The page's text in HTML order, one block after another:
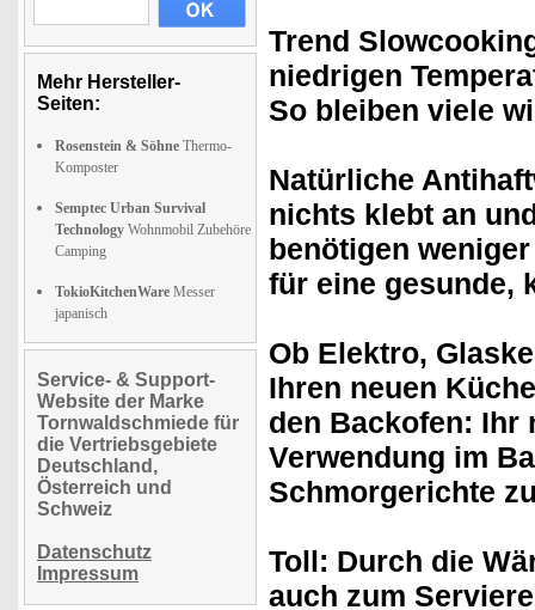
Mehr Hersteller-
Seiten:
Rosenstein & Söhne Thermo-
Komposter
Semptec Urban Survival
Technology Wohnmobil Zubehöre
Camping
TokioKitchenWare Messer
japanisch
Service- & Support-
Website der Marke
Tornwaldschmiede für
die Vertriebsgebiete
Deutschland,
Österreich und
Schweiz
Datenschutz
Impressum
Trend
niedrigen
So bleiben viele
Natürliche
nichts klebt an
benötigen
für eine gesunde,
Ob Elektro,
Ihren neuen
den Backofen: Ihr
Verwendung im
Schmorgerichte
Toll: Durch die
auch zum